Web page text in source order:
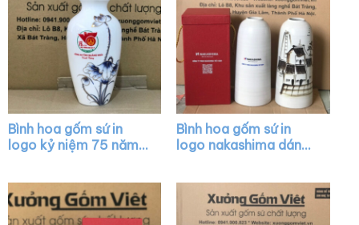
Bình hoa gốm sứ in
logo kỷ niệm 75 năm
viền kim XG-LH14
Bình hoa gốm sứ in
logo nakashima dáng
XG-LH17